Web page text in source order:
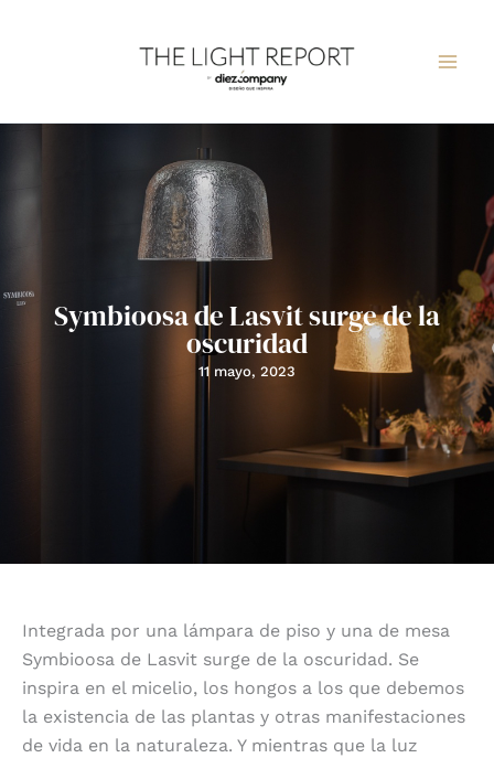
Symbioosa de Lasvit surge de la
oscuridad
11 mayo, 2023
Integrada por una lámpara de piso y una de mesa
Symbioosa de Lasvit surge de la oscuridad. Se
inspira en el micelio, los hongos a los que debemos
la existencia de las plantas y otras manifestaciones
de vida en la naturaleza. Y mientras que la luz